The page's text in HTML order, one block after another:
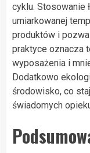
cyklu. Stosowanie
umiarkowanej
produktów i
praktyce oznacza
wyposażenia i
Dodatkowo
środowisko, co
świadomych